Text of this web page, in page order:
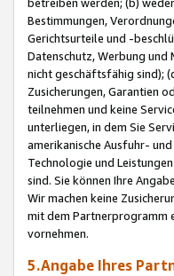
betreiben werden; (b)
Bestimmungen,
Gerichtsurteile und -
Datenschutz, Werbung und
nicht geschäftsfähig sind);
Zusicherungen, Garantien
teilnehmen und keine
unterliegen, in dem Sie
amerikanische Ausfuhr-
Technologie und
sind. Sie können Ihre
Wir machen keine
mit dem Partnerprogramm
vornehmen.
5.Angabe Ihres